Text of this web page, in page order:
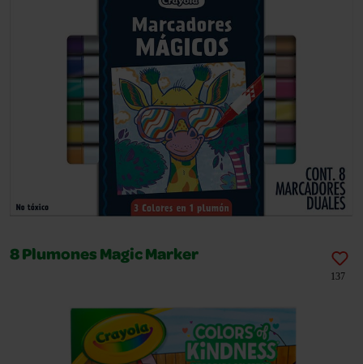
8 Plumones Magic Marker
137